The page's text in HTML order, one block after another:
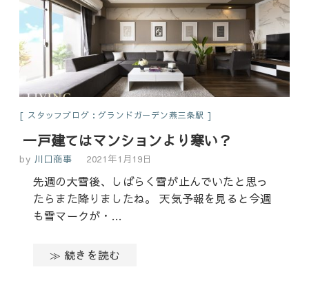
スタッフブログ：グランドガーデン燕三条駅
一戸建てはマンションより寒い？
by 川口商事 2021年1月19日
先週の大雪後、しばらく雪が止んでいたと思っ
たらまた降りましたね。 天気予報を見ると今週
も雪マークが・…
≫ 続きを読む